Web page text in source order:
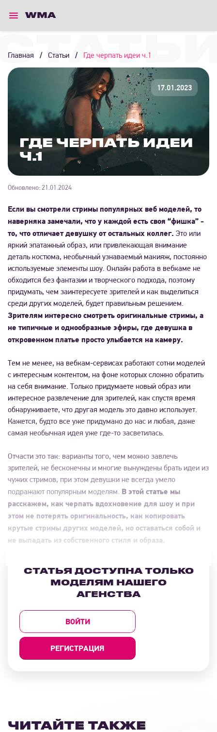
WMA
Главная / Статьи / Где черпать идеи ч.1
17.01.2023
ГДЕ ЧЕРПАТЬ ИДЕИ
Ч.1
Обновлено: 21.01.2024
Если вы смотрели стримы популярных веб моделей, то
наверняка замечали, что у каждой есть своя “фишка” -
то, что отличает девушку от остальных коллег. Это или
яркий эпатажный образ, или привлекающая внимание
деталь костюма, необычный узнаваемый макияж, постоянно
используемые элементы шоу. Онлайн работа в вебкаме не
обходится без фантазии и творческого подхода, поэтому
придумать, чем заинтересуете зрителей и как выделиться
среди других моделей, будет правильным решением.
Зрителям интересно смотреть оригинальные стримы, а
не типичные и однообразные эфиры, где девушка в
откровенном платье просто улыбается на камеру.
Тем не менее, на вебкам-сервисах работают сотни моделей
с интересным контентом, на фоне которых сложно обратить
на себя внимание. Только придумаете новый образ или
интересное развлечение для зрителей, как спустя время
обнаруживаете, что другая модель это давно использует.
Кажется, будто все уже придумано до нас и любая, даже
самая необычная идея уже где-то засветилась.
Отчасти это так: варианты того, чем можно завлечь
зрителей, не бесконечны и многие вынуждены брать идеи из
чужих стримов, при этом девушки не всегда умело
подражают популярным моделям. В этой статье мы
расскажем, как черпать вдохновение для шоу и при
этом не потерять оригинальность, как копировать
крутые стримы других моделей, но оставаться собой и
не выпадать из собственного стиля и образа.
СТАТЬЯ ДОСТУПНА ТОЛЬКО
МОДЕЛЯМ НАШЕГО
АГЕНСТВА
ВОЙТИ
РЕГИСТРАЦИЯ
ЧИТАЙТЕ ТАКЖЕ